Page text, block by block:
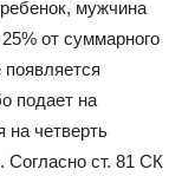
мужчина
от суммарного
подает на
на четверть
Согласно ст. 81 СК